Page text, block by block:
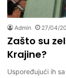
Admin 27/04/
Zašto su
Krajine?
Uspoređujući ih